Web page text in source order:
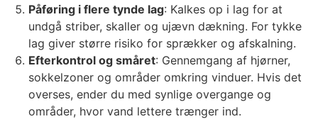
Påføring i flere tynde lag: Kalkes op i lag for at
undgå striber, skaller og ujævn dækning. For tykke
lag giver større risiko for sprækker og afskalning.
Efterkontrol og småret: Gennemgang af hjørner,
sokkelzoner og områder omkring vinduer. Hvis det
overses, ender du med synlige overgange og
områder, hvor vand lettere trænger ind.